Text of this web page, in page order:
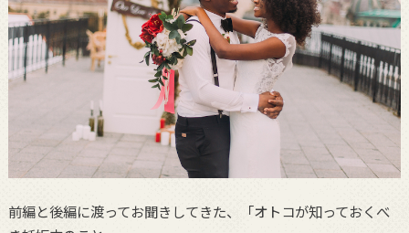
前編と後編に渡ってお聞きしてきた、「オトコが知っておくべ